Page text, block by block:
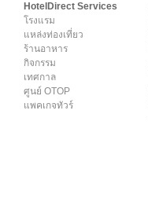
HotelDirect Services
โรงแรม
แหล่งท่องเที่ยว
ร้านอาหาร
กิจกรรม
เทศกาล
ศูนย์ OTOP
แพคเกจทัวร์